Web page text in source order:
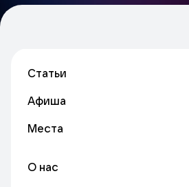
Статьи
Афиша
Места
О нас